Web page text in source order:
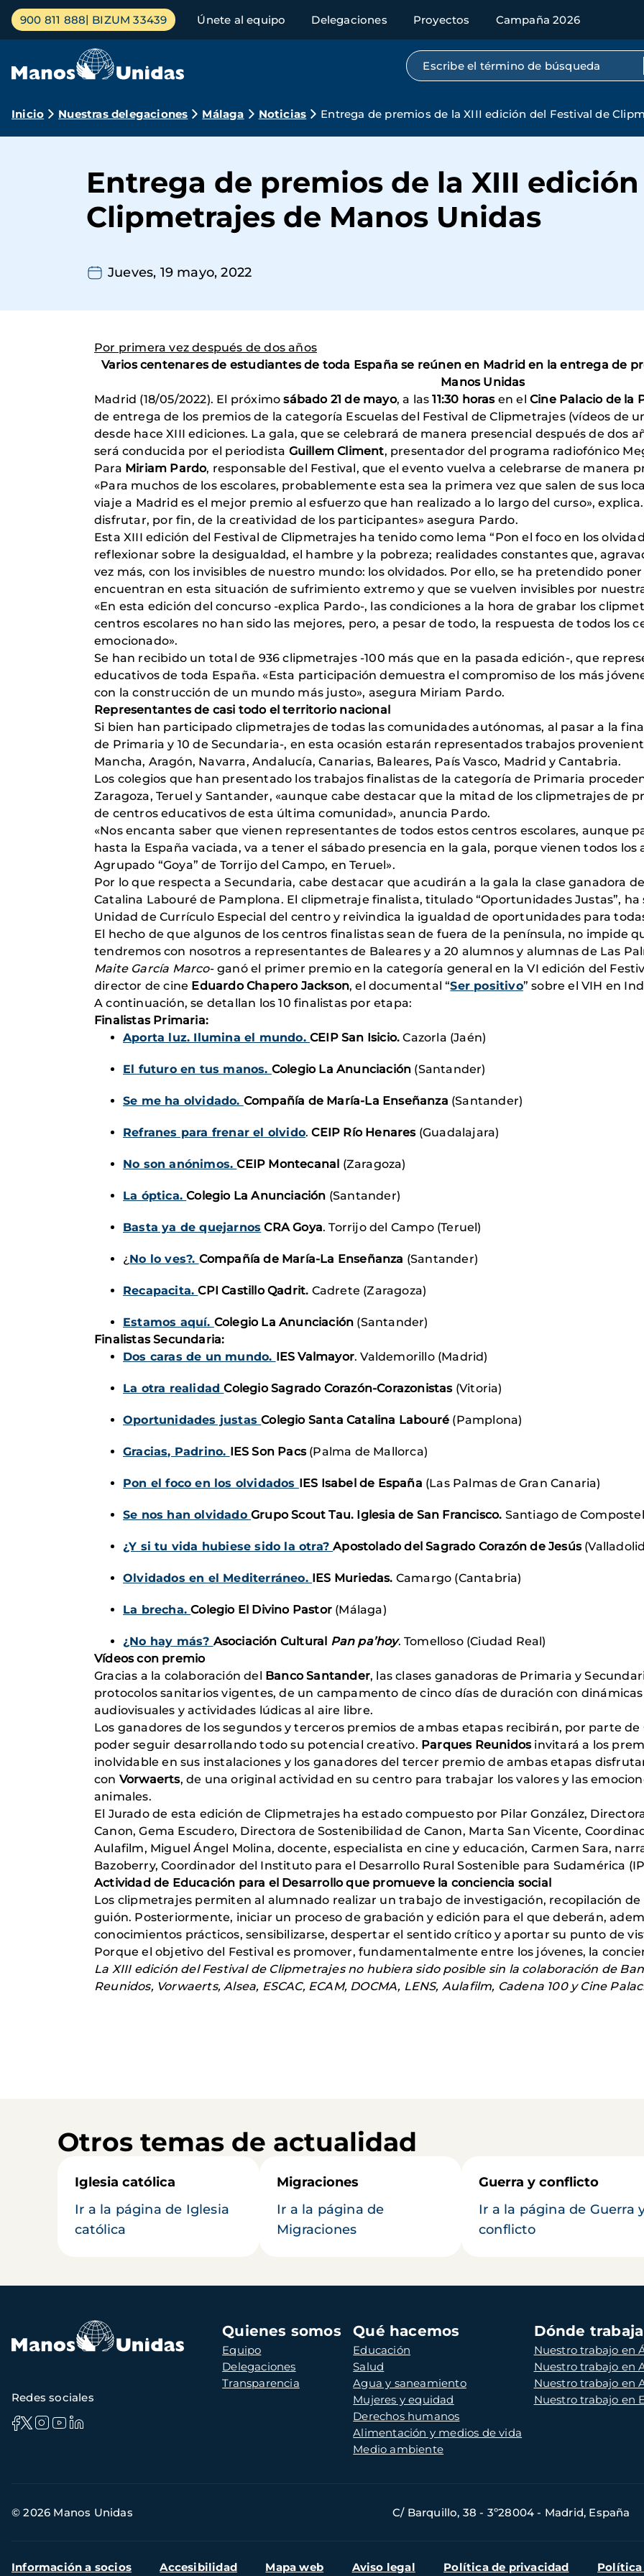
Pasar
contenido
Menú
principal
900 811 888 BIZUM 33439 Únete al equipo Delegaciones Proyectos Campaña 2026
Búsqueda por texto completo
Ruta
navegación
Inicio Nuestras delegaciones Málaga Noticias Entrega de premios de la XIII edición del Festival de
Entrega de premios de la XIII
Clipmetrajes de Manos Unidas
Jueves, 19 mayo, 2022
Por primera vez después de dos años
Varios centenares de estudiantes de toda España se reúnen en Madrid en la entrega de
Manos Unidas
Madrid (18/05/2022). El próximosábado 21 de mayo, a las11:30 horasen elCine Palacio de la
de entrega de los premios de la categoría Escuelas del Festival de Clipmetrajes (vídeos de
desde hace XIII ediciones. La gala, que se celebrará de manera presencial después de dos
será conducida por el periodista Guillem Climent, presentador del programa radiofónico
Para Miriam Pardo, responsable del Festival, que el evento vuelva a celebrarse de manera
«Para muchos de los escolares, probablemente esta sea la primera vez que salen de sus
viaje a Madrid es el mejor premio al esfuerzo que han realizado a lo largo del curso»,
disfrutar, por fin, de la creatividad de los participantes» asegura Pardo.
Esta XIII edición del Festival de Clipmetrajes ha tenido como lema “Pon el foco en los
reflexionar sobre la desigualdad, el hambre y la pobreza; realidades constantes que,
vez más, con los invisibles de nuestro mundo: los olvidados. Por ello, se ha pretendido
encuentran en esta situación de sufrimiento extremo y que se vuelven invisibles por
«En esta edición del concurso -explica Pardo-, las condiciones a la hora de grabar los
centros escolares no han sido las mejores, pero, a pesar de todo, la respuesta de todos los
emocionado».
Se han recibido un total de 936 clipmetrajes -100 más que en la pasada edición-, que
educativos de toda España. «Esta participación demuestra el compromiso de los más
con la construcción de un mundo más justo», asegura Miriam Pardo.
Representantes de casi todo el territorio nacional
Si bien han participado clipmetrajes de todas las comunidades autónomas, al pasar a la
de Primaria y 10 de Secundaria-, en esta ocasión estarán representados trabajos
Mancha, Aragón, Navarra, Andalucía, Canarias, Baleares, País Vasco, Madrid y Cantabria.
Los colegios que han presentado los trabajos finalistas de la categoría de Primaria
Zaragoza, Teruel y Santander, «aunque cabe destacar que la mitad de los clipmetrajes de
de centros educativos de esta última comunidad», anuncia Pardo.
«Nos encanta saber que vienen representantes de todos estos centros escolares, aunque
hasta la España vaciada, va a tener el sábado presencia en la gala, porque vienen todos
Agrupado “Goya” de Torrijo del Campo, en Teruel».
Por lo que respecta a Secundaria, cabe destacar que acudirán a la gala la clase ganadora
Catalina Labouré de Pamplona. El clipmetraje finalista, titulado “Oportunidades Justas”, ha
Unidad de Currículo Especial del centro y reivindica la igualdad de oportunidades para
El hecho de que algunos de los centros finalistas sean de fuera de la península, no impide
tendremos con nosotros a representantes de Baleares y a 20 alumnos y alumnas de Las
Maite García Marco- ganó el primer premio en la categoría general en la VI edición del
director de cine Eduardo Chapero Jackson, el documental “Ser positivo” sobre el VIH en
A continuación, se detallan los 10 finalistas por etapa:
Finalistas Primaria:
Aporta luz. Ilumina el mundo. CEIP San Isicio. Cazorla (Jaén)
El futuro en tus manos. Colegio La Anunciación (Santander)
Se me ha olvidado. Compañía de María-La Enseñanza (Santander)
Refranes para frenar el olvido.CEIP Río Henares(Guadalajara)
No son anónimos.CEIP Montecanal (Zaragoza)
La óptica.Colegio La Anunciación (Santander)
Basta ya de quejarnos CRA Goya. Torrijo del Campo (Teruel)
¿ No lo ves?. Compañía de María-La Enseñanza (Santander)
Recapacita.CPI Castillo Qadrit. Cadrete (Zaragoza)
Estamos aquí. Colegio La Anunciación (Santander)
Finalistas Secundaria:
Dos caras de un mundo. IES Valmayor. Valdemorillo (Madrid)
La otra realidadColegio Sagrado Corazón-Corazonistas(Vitoria)
Oportunidades justasColegio Santa Catalina Labouré (Pamplona)
Gracias, Padrino. IES Son Pacs(Palma de Mallorca)
Pon el foco en los olvidados IES Isabel de España (Las Palmas de Gran Canaria)
Se nos han olvidado Grupo Scout Tau. Iglesia de San Francisco. Santiago de
¿Y si tu vida hubiese sido la otra?Apostolado del Sagrado Corazón de Jesús
Olvidados en el Mediterráneo. IES Muriedas. Camargo (Cantabria)
La brecha.Colegio El Divino Pastor (Málaga)
¿No hay más? Asociación Cultural Pan pa’hoy. Tomelloso (Ciudad Real)
Vídeos con premio
Gracias a la colaboración del Banco Santander, las clases ganadoras de Primaria y
protocolos sanitarios vigentes, de un campamento de cinco días de duración con
audiovisuales y actividades lúdicas al aire libre.
Los ganadores de los segundos y terceros premios de ambas etapas recibirán, por parte de
poder seguir desarrollando todo su potencial creativo. Parques Reunidos invitará a los
inolvidable en sus instalaciones y los ganadores del tercer premio de ambas etapas
con Vorwaerts, de una original actividad en su centro para trabajar los valores y las
animales.
El Jurado de esta edición de Clipmetrajes ha estado compuesto por Pilar González,
Canon, Gema Escudero, Directora de Sostenibilidad de Canon, Marta San Vicente,
Aulafilm, Miguel Ángel Molina, docente, especialista en cine y educación, Carmen Sara,
Bazoberry, Coordinador del Instituto para el Desarrollo Rural Sostenible para Sudamérica
Actividad de Educación para el Desarrollo que promueve la conciencia social
Los clipmetrajes permiten al alumnado realizar un trabajo de investigación, recopilación
guión. Posteriormente, iniciar un proceso de grabación y edición para el que deberán,
conocimientos prácticos, sensibilizarse, despertar el sentido crítico y aportar su punto de
Porque el objetivo del Festival es promover, fundamentalmente entre los jóvenes, la
La XIII edición del Festival de Clipmetrajes no hubiera sido posible sin la colaboración de
Reunidos, Vorwaerts, Alsea, ESCAC, ECAM, DOCMA, LENS, Aulafilm, Cadena 100 y Cine
Otros temas de actualidad
Iglesia católica
Ir a la página de Iglesia
católica
Migraciones
Ir a la página de
Migraciones
Guerra y conflicto
Ir a la página de Guerra
conflicto
Navegación
principal
Quienes somos
Equipo
Delegaciones
Transparencia
Qué hacemos
Educación
Salud
Agua y saneamiento
Mujeres y equidad
Derechos humanos
Alimentación y medios de vida
Medio ambiente
Dónde
Nuestro trabajo en
Nuestro trabajo en
Nuestro trabajo en
Nuestro trabajo en
Redes sociales
de
© 2026 Manos Unidas C/ Barquillo, 38 - 3º28004 - Madrid, España
Menú
Información a socios Accesibilidad Mapa web Aviso legal Política de privacidad Política